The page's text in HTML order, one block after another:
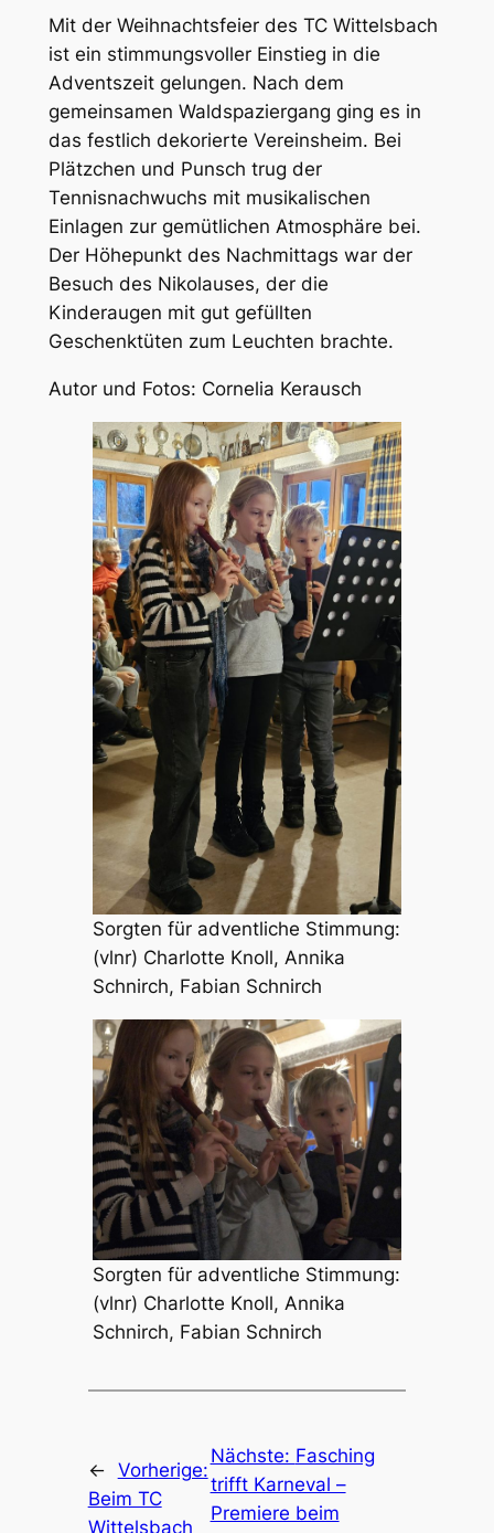
Mit der Weihnachtsfeier des TC Wittelsbach
ist ein stimmungsvoller Einstieg in die
Adventszeit gelungen. Nach dem
gemeinsamen Waldspaziergang ging es in
das festlich dekorierte Vereinsheim. Bei
Plätzchen und Punsch trug der
Tennisnachwuchs mit musikalischen
Einlagen zur gemütlichen Atmosphäre bei.
Der Höhepunkt des Nachmittags war der
Besuch des Nikolauses, der die
Kinderaugen mit gut gefüllten
Geschenktüten zum Leuchten brachte.
Autor und Fotos: Cornelia Kerausch
Sorgten für adventliche Stimmung:
(vlnr) Charlotte Knoll, Annika
Schnirch, Fabian Schnirch
Sorgten für adventliche Stimmung:
(vlnr) Charlotte Knoll, Annika
Schnirch, Fabian Schnirch
← Vorherige:
Beim TC
Wittelsbach
Nächste: Fasching
trifft Karneval –
Premiere beim